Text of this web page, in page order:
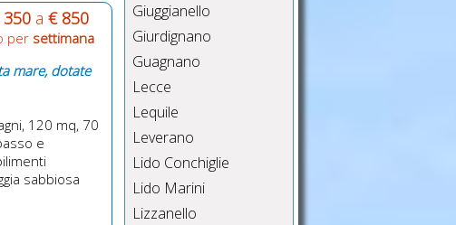
a € 850
per settimana
mare, dotate
120 mq, 70
e
sabbiosa
Giuggianello
Giurdignano
Guagnano
Lecce
Lequile
Leverano
Lido Conchiglie
Lido Marini
Lizzanello